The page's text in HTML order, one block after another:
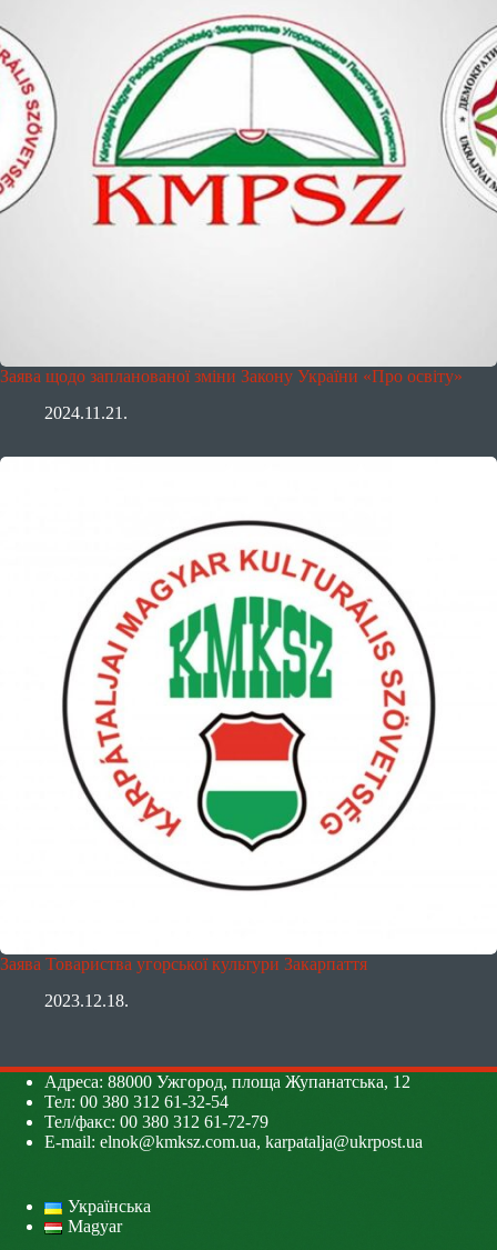
Заява щодо запланованої зміни Закону України «Про освіту»
2024.11.21.
Заява Товариства угорської культури Закарпаття
2023.12.18.
Адреса: 88000 Ужгород, площа Жупанатська, 12
Тел: 00 380 312 61-32-54
Тел/факс: 00 380 312 61-72-79
E-mail: elnok@kmksz.com.ua, karpatalja@ukrpost.ua
Українська
Magyar